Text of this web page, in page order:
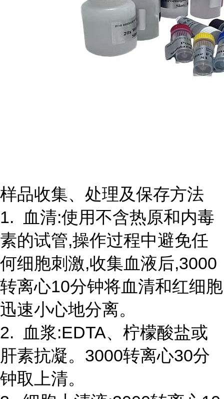
样品收集、处理及保存方法
1. 血清:使用不含热原和内毒
素的试管,操作过程中避免任
何细胞刺激,收集血液后,3000
转离心10分钟将血清和红细胞
迅速小心地分离。
2. 血浆:EDTA、柠檬酸盐或
肝素抗凝。3000转离心30分
钟取上清。